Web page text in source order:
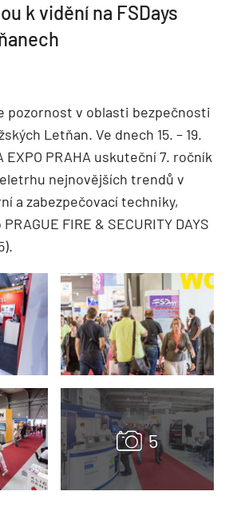
k vidění na FSDays
pozornost v oblasti bezpečnosti
Letňan. Ve dnech 15. – 19.
EXPO PRAHA uskuteční 7. ročník
nejnovějších trendů v
a zabezpečovací techniky,
FIRE & SECURITY DAYS